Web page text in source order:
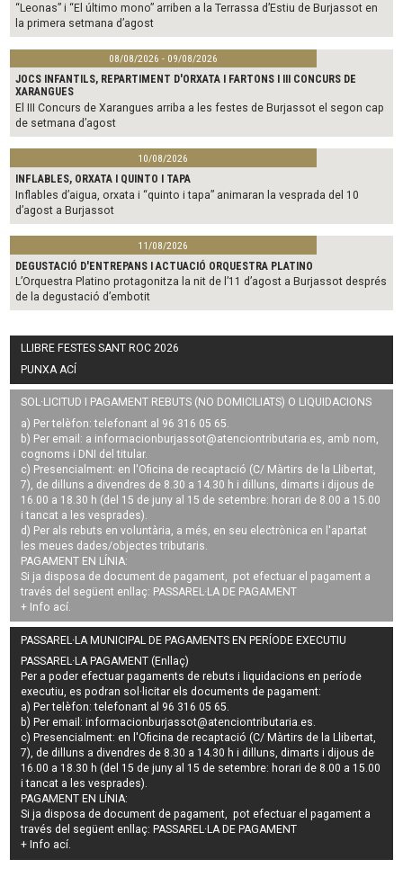
“Leonas” i “El último mono” arriben a la Terrassa d’Estiu de Burjassot en
la primera setmana d’agost
08/08/2026 - 09/08/2026
JOCS INFANTILS, REPARTIMENT D'ORXATA I FARTONS I III CONCURS DE
XARANGUES
El III Concurs de Xarangues arriba a les festes de Burjassot el segon cap
de setmana d’agost
10/08/2026
INFLABLES, ORXATA I QUINTO I TAPA
Inflables d’aigua, orxata i “quinto i tapa” animaran la vesprada del 10
d’agost a Burjassot
11/08/2026
DEGUSTACIÓ D'ENTREPANS I ACTUACIÓ ORQUESTRA PLATINO
L’Orquestra Platino protagonitza la nit de l’11 d’agost a Burjassot després
de la degustació d’embotit
LLIBRE FESTES SANT ROC 2026
PUNXA ACÍ
SOL·LICITUD I PAGAMENT REBUTS (NO DOMICILIATS) O LIQUIDACIONS
a) Per telèfon: telefonant al 96 316 05 65.
b) Per email: a informacionburjassot@atenciontributaria.es, amb nom,
cognoms i DNI del titular.
c) Presencialment: en l'Oficina de recaptació (C/ Màrtirs de la Llibertat,
7), de dilluns a divendres de 8.30 a 14.30 h i dilluns, dimarts i dijous de
16.00 a 18.30 h (del 15 de juny al 15 de setembre: horari de 8.00 a 15.00
i tancat a les vesprades).
d) Per als rebuts en voluntària, a més, en seu electrònica en l'apartat
les meues dades/objectes tributaris.
PAGAMENT EN LÍNIA:
Si ja disposa de document de pagament, pot efectuar el pagament a
través del següent enllaç: PASSAREL·LA DE PAGAMENT
+ Info ací.
PASSAREL·LA MUNICIPAL DE PAGAMENTS EN PERÍODE EXECUTIU
PASSAREL·LA PAGAMENT (Enllaç)
Per a poder efectuar pagaments derebuts i liquidacions en període
executiu, es podran sol·licitar els documents de pagament:
a) Per telèfon: telefonant al 96 316 05 65.
b) Per email:informacionburjassot@atenciontributaria.es.
c) Presencialment: en l'Oficina de recaptació (C/ Màrtirs de la Llibertat,
7), de dilluns a divendres de 8.30 a 14.30 h i dilluns, dimarts i dijous de
16.00 a 18.30 h (del 15 de juny al 15 de setembre: horari de 8.00 a 15.00
i tancat a les vesprades).
PAGAMENT EN LÍNIA:
Si ja disposa de document de pagament, pot efectuar el pagament a
través del següent enllaç: PASSAREL·LA DE PAGAMENT
+ Info ací.